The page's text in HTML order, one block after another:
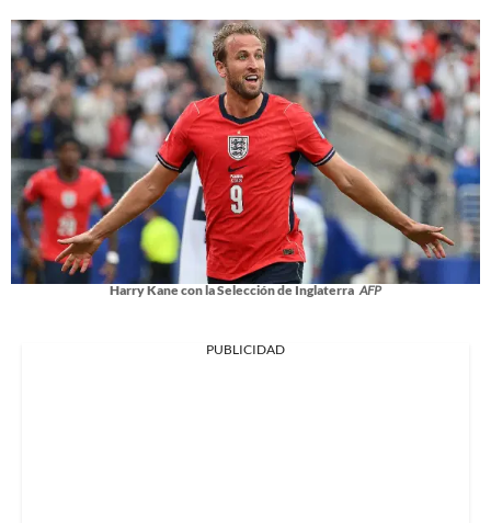
Harry Kane con la Selección de Inglaterra AFP
PUBLICIDAD